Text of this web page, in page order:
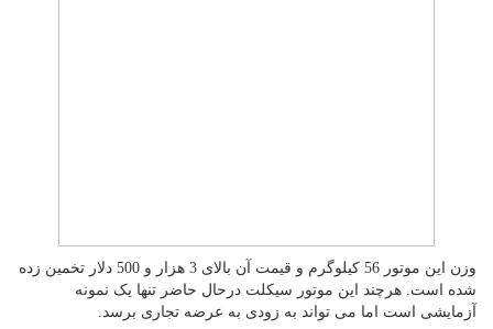
وزن این موتور 56 کیلوگرم و قیمت آن بالای 3 هزار و 500 دلار تخمین زده
شده است. هرچند این موتور سیکلت درحال حاضر تنها یک نمونه
آزمایشی است اما می تواند به زودی به عرضه تجاری برسد.